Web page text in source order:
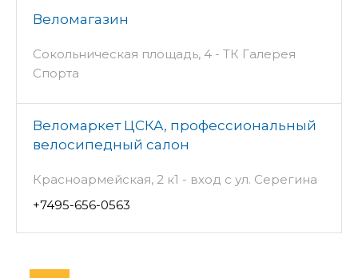
Веломагазин
Сокольническая площадь, 4 - ТК Галерея
Спорта
Веломаркет ЦСКА, профессиональный
велосипедный салон
Красноармейская, 2 к1 - вход с ул. Серегина
+7495-656-0563